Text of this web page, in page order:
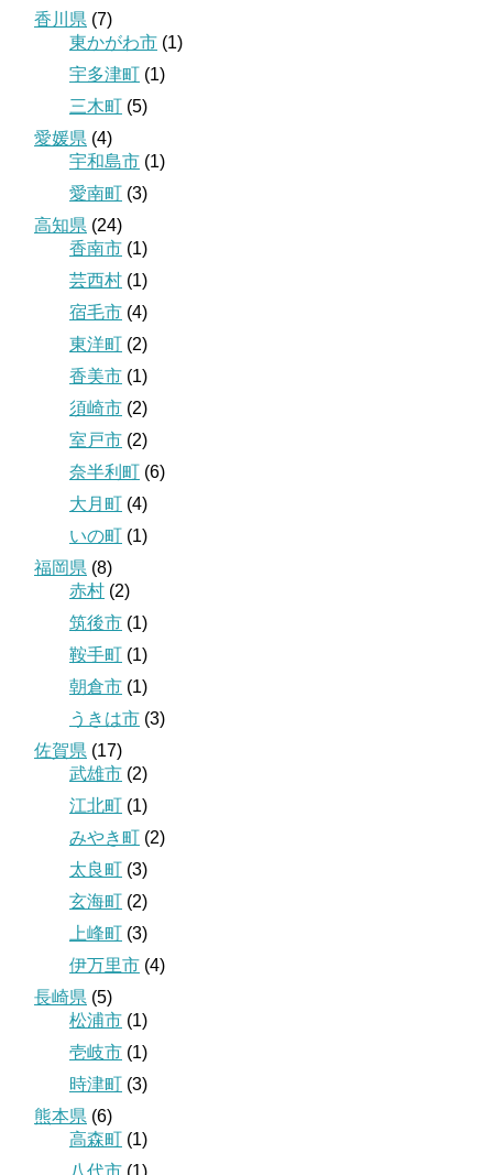
香川県 (7)
東かがわ市 (1)
宇多津町 (1)
三木町 (5)
愛媛県 (4)
宇和島市 (1)
愛南町 (3)
高知県 (24)
香南市 (1)
芸西村 (1)
宿毛市 (4)
東洋町 (2)
香美市 (1)
須崎市 (2)
室戸市 (2)
奈半利町 (6)
大月町 (4)
いの町 (1)
福岡県 (8)
赤村 (2)
筑後市 (1)
鞍手町 (1)
朝倉市 (1)
うきは市 (3)
佐賀県 (17)
武雄市 (2)
江北町 (1)
みやき町 (2)
太良町 (3)
玄海町 (2)
上峰町 (3)
伊万里市 (4)
長崎県 (5)
松浦市 (1)
壱岐市 (1)
時津町 (3)
熊本県 (6)
高森町 (1)
八代市 (1)